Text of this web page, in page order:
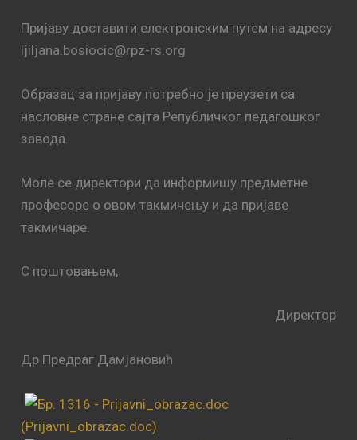
Пријаву доставити електронским путем на адресу
ljiljana.bosiocic@rpz-rs.org
Образац за пријаву потребно је преузети са
насловне стране сајта Републичког педагошког
завода.
Моле се директори да информишу предметне
професоре о овом такмичењу и да пријаве
такмичаре.
С поштовањем,
Директор
Др Предраг Дамјановић
(Prijavni_obrazac.doc)